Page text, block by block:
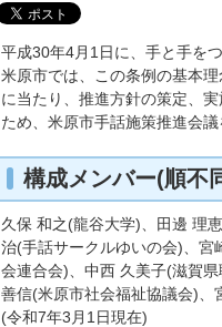
平成30年4月1日に、手と手を
米原市では、この条例の基本
に当たり、推進方針の策定、
ため、米原市手話施策推進会議
構成メンバー(順不
久保 和之(龍谷大学)、田邊 理
治(手話サークルゆいの会)、宮
会連合会)、中西 久美子(滋賀
善信(米原市社会福祉協議会)、
(令和7年3月1日現在)